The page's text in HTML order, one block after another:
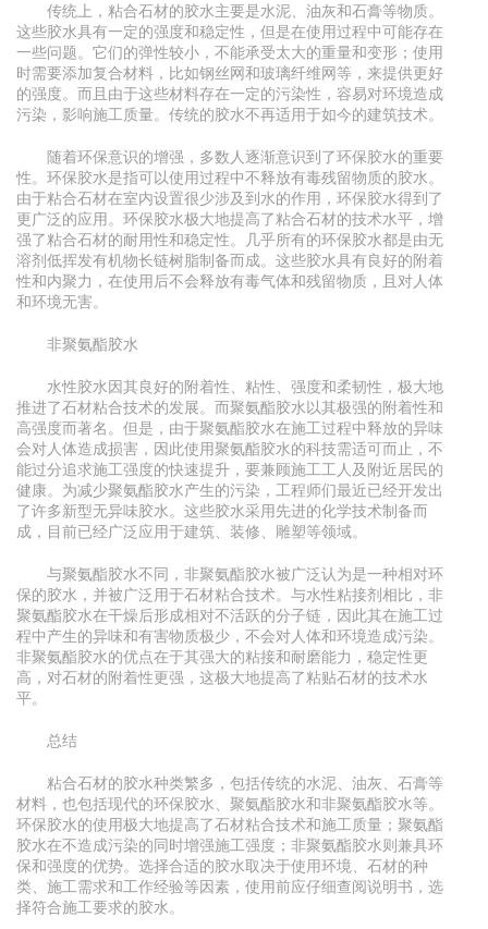
传统上，粘合石材的胶水主要是水泥、油灰和石膏等物质。
这些胶水具有一定的强度和稳定性，但是在使用过程中可能存在
一些问题。它们的弹性较小，不能承受太大的重量和变形；使用
时需要添加复合材料，比如钢丝网和玻璃纤维网等，来提供更好
的强度。而且由于这些材料存在一定的污染性，容易对环境造成
污染，影响施工质量。传统的胶水不再适用于如今的建筑技术。
随着环保意识的增强，多数人逐渐意识到了环保胶水的重要
性。环保胶水是指可以使用过程中不释放有毒残留物质的胶水。
由于粘合石材在室内设置很少涉及到水的作用，环保胶水得到了
更广泛的应用。环保胶水极大地提高了粘合石材的技术水平，增
强了粘合石材的耐用性和稳定性。几乎所有的环保胶水都是由无
溶剂低挥发有机物长链树脂制备而成。这些胶水具有良好的附着
性和内聚力，在使用后不会释放有毒气体和残留物质，且对人体
和环境无害。
非聚氨酯胶水
水性胶水因其良好的附着性、粘性、强度和柔韧性，极大地
推进了石材粘合技术的发展。而聚氨酯胶水以其极强的附着性和
高强度而著名。但是，由于聚氨酯胶水在施工过程中释放的异味
会对人体造成损害，因此使用聚氨酯胶水的科技需适可而止，不
能过分追求施工强度的快速提升，要兼顾施工工人及附近居民的
健康。为减少聚氨酯胶水产生的污染，工程师们最近已经开发出
了许多新型无异味胶水。这些胶水采用先进的化学技术制备而
成，目前已经广泛应用于建筑、装修、雕塑等领域。
与聚氨酯胶水不同，非聚氨酯胶水被广泛认为是一种相对环
保的胶水，并被广泛用于石材粘合技术。与水性粘接剂相比，非
聚氨酯胶水在干燥后形成相对不活跃的分子链，因此其在施工过
程中产生的异味和有害物质极少，不会对人体和环境造成污染。
非聚氨酯胶水的优点在于其强大的粘接和耐磨能力，稳定性更
高，对石材的附着性更强，这极大地提高了粘贴石材的技术水
平。
总结
粘合石材的胶水种类繁多，包括传统的水泥、油灰、石膏等
材料，也包括现代的环保胶水、聚氨酯胶水和非聚氨酯胶水等。
环保胶水的使用极大地提高了石材粘合技术和施工质量；聚氨酯
胶水在不造成污染的同时增强施工强度；非聚氨酯胶水则兼具环
保和强度的优势。选择合适的胶水取决于使用环境、石材的种
类、施工需求和工作经验等因素，使用前应仔细查阅说明书，选
择符合施工要求的胶水。